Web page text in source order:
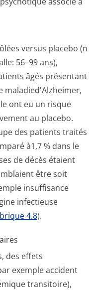
versus placebo (n
56–99 ans),
âgés présentant
maladied'Alzheimer,
ont eu un risque
au placebo.
des patients traités
à1,7 % dans le
de décès étaient
être soit
insuffisance
infectieuse
4.8).
des effets
exemple accident
transitoire),